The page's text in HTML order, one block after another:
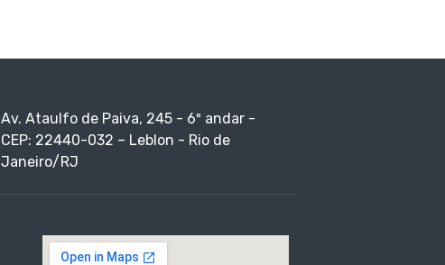
Av. Ataulfo de Paiva, 245 - 6º andar -
CEP: 22440-032 – Leblon - Rio de
Janeiro/RJ